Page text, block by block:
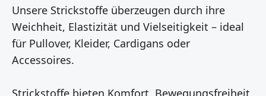
Unsere Strickstoffe überzeugen durch ihre
Weichheit, Elastizität und Vielseitigkeit – ideal
für Pullover, Kleider, Cardigans oder
Accessoires.
Strickstoffe bieten Komfort, Bewegungsfreiheit